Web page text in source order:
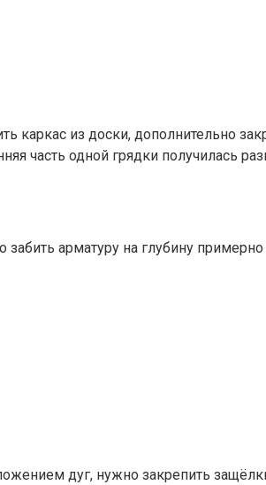
каркас из доски, дополнительно
часть одной грядки получилась
арматуру на глубину
дуг, нужно закрепить